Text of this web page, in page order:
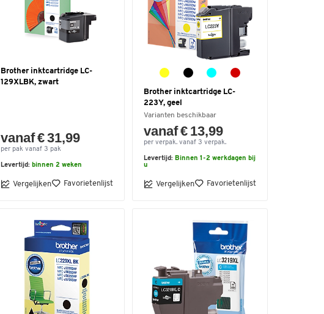
Brother inktcartridge LC-
129XLBK, zwart
vanaf € 31,99
per pak vanaf 3 pak
Levertijd: binnen 2 weken
Vergelijken Favorietenlijst
Brother inktcartridge LC-
223Y, geel
Varianten beschikbaar
vanaf € 13,99
per verpak. vanaf 3 verpak.
Levertijd: Binnen 1-2 werkdagen bij
u
Vergelijken Favorietenlijst